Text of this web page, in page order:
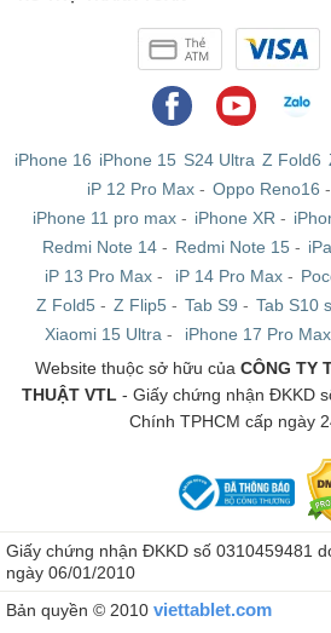
iPhone 16 iPhone 15 S24 Ultra Z Fold6
iP 12 Pro Max- Oppo Reno16 -
iPhone 11 pro max- iPhone XR -
Redmi Note 14 - Redmi Note 15 -
iP 13 Pro Max - iP 14 Pro Max -
Z Fold5 - Z Flip5 - Tab S9 - Tab S10
Xiaomi 15 Ultra - iPhone 17 Pro Max
Website thuộc sở hữu của CÔNG TY
THUẬT VTL - Giấy chứng nhận ĐKKD
Chính TPHCM cấp ngày
Giấy chứng nhận ĐKKD số 0310459481
ngày 06/01/2010
Bản quyền © 2010 viettablet.com